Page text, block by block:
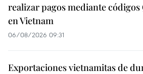
realizar pagos mediante códigos
en Vietnam
06/08/2026 09:31
Exportaciones vietnamitas de